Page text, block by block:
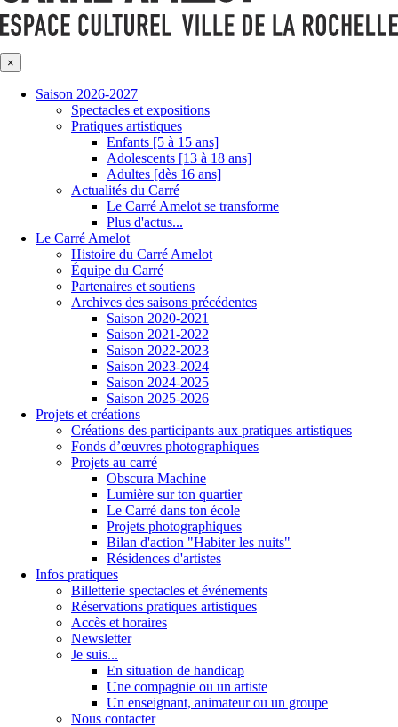
×
Saison 2026-2027
Spectacles et expositions
Pratiques artistiques
Enfants [5 à 15 ans]
Adolescents [13 à 18 ans]
Adultes [dès 16 ans]
Actualités du Carré
Le Carré Amelot se transforme
Plus d'actus...
Le Carré Amelot
Histoire du Carré Amelot
Équipe du Carré
Partenaires et soutiens
Archives des saisons précédentes
Saison 2020-2021
Saison 2021-2022
Saison 2022-2023
Saison 2023-2024
Saison 2024-2025
Saison 2025-2026
Projets et créations
Créations des participants aux pratiques artistiques
Fonds d’œuvres photographiques
Projets au carré
Obscura Machine
Lumière sur ton quartier
Le Carré dans ton école
Projets photographiques
Bilan d'action "Habiter les nuits"
Résidences d'artistes
Infos pratiques
Billetterie spectacles et événements
Réservations pratiques artistiques
Accès et horaires
Newsletter
Je suis...
En situation de handicap
Une compagnie ou un artiste
Un enseignant, animateur ou un groupe
Nous contacter